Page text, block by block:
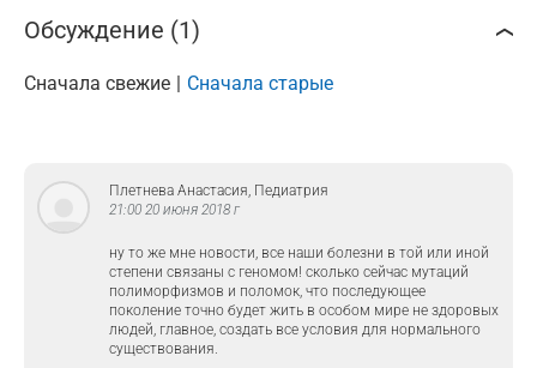
Обсуждение (1)
Сначала свежие Сначала старые
Плетнева Анастасия, Педиатрия
21:00 20 июня 2018 г
ну то же мне новости, все наши болезни в той или иной
степени связаны с геномом! сколько сейчас мутаций
полиморфизмов и поломок, что последующее
поколение точно будет жить в особом мире не здоровых
людей, главное, создать все условия для нормального
существования.